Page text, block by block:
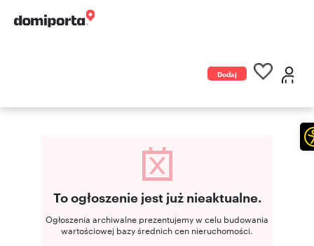
Dodaj
To ogłoszenie jest już nieaktualne.
Ogłoszenia archiwalne prezentujemy w celu budowania
wartościowej bazy średnich cen nieruchomości.